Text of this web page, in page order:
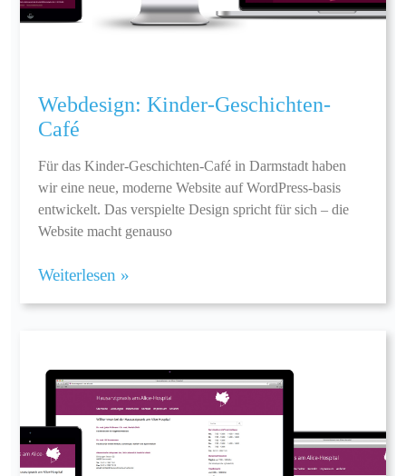
Webdesign: Kinder-Geschichten-
Café
Für das Kinder-Geschichten-Café in Darmstadt haben
wir eine neue, moderne Website auf WordPress-basis
entwickelt. Das verspielte Design spricht für sich – die
Website macht genauso
Weiterlesen »